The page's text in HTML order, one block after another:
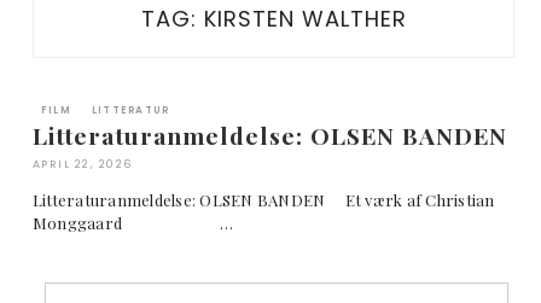
TAG: KIRSTEN WALTHER
FILM LITTERATUR
Litteraturanmeldelse: OLSEN BANDEN
APRIL 22, 2026
Litteraturanmeldelse: OLSEN BANDEN Et værk af Christian
Monggaard …